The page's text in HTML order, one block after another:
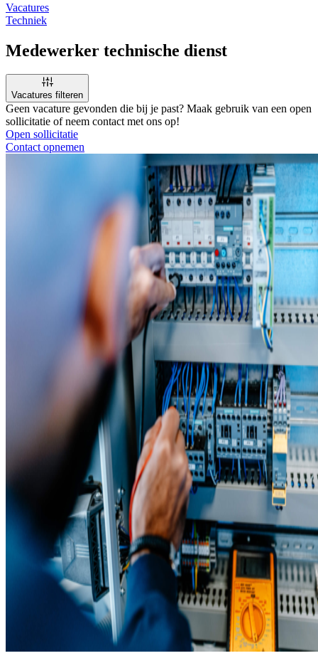
Vacatures
Techniek
Medewerker technische dienst
Vacatures filteren
Geen vacature gevonden die bij je past? Maak gebruik van een open
sollicitatie of neem contact met ons op!
Open sollicitatie
Contact opnemen